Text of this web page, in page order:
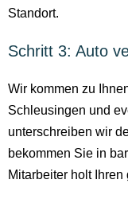
Standort.
Schritt 3: Auto
Wir kommen zu
Schleusingen und
unterschreiben wir
bekommen Sie in
Mitarbeiter holt